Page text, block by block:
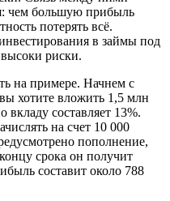
чем большую прибыль
потерять всё.
в займы под
риски.
на примере. Начнем с
хотите вложить 1,5 млн
вкладу составляет 13%.
на счет 10 000
пополнение,
срока он получит
составит около 788